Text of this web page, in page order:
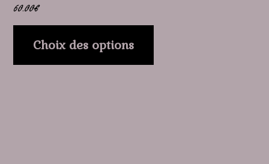
60.00€
Choix des options
produit